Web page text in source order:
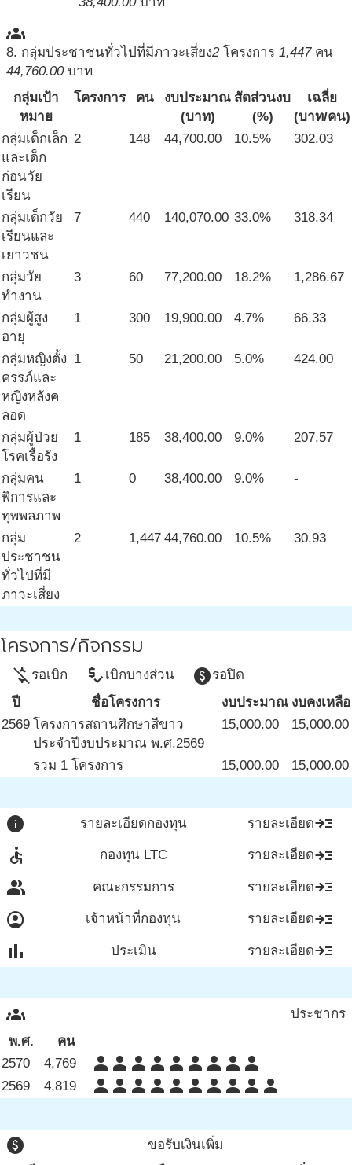
groups
8. กลุ่มประชาชนทั่วไปที่มีภาวะเสี่ยง2โครงการ 1,447คน
44,760.00บาท
กลุ่มเป้า
หมาย
โครงการ คน
งบประมาณ
(บาท)
สัดส่วนงบ
(%)
เฉลี่ย
(บาท/คน)
กลุ่มเด็กเล็ก
และเด็ก
ก่อนวัย
เรียน
2 148 44,700.00 10.5% 302.03
กลุ่มเด็กวัย
เรียนและ
เยาวชน
7 440 140,070.00 33.0% 318.34
กลุ่มวัย
ทำงาน
3 60 77,200.00 18.2% 1,286.67
กลุ่มผู้สูง
อายุ
1 300 19,900.00 4.7% 66.33
กลุ่มหญิงตั้ง
ครรภ์และ
หญิงหลังค
ลอด
1 50 21,200.00 5.0% 424.00
กลุ่มผู้ป่วย
โรคเรื้อรัง
1 185 38,400.00 9.0% 207.57
กลุ่มคน
พิการและ
ทุพพลภาพ
1 0 38,400.00 9.0% -
กลุ่ม
ประชาชน
ทั่วไปที่มี
ภาวะเสี่ยง
2 1,447 44,760.00 10.5% 30.93
โครงการ/กิจกรรม
money_off รอเบิก price_check เบิกบางส่วน paidรอปิด
ปี
ชื่อโครงการ งบประมาณ งบคงเหลือ
2569 โครงการสถานศึกษาสีขาว
ประจำปีงบประมาณ พ.ศ.2569
15,000.00 15,000.00
รวม 1 โครงการ 15,000.00 15,000.00
info รายละเอียดกองทุน รายละเอียดread_more
accessible
กองทุน LTC รายละเอียดread_more
group
คณะกรรมการ รายละเอียดread_more
account_circle
เจ้าหน้าที่กองทุน รายละเอียดread_more
bar_chart
ประเมิน รายละเอียดread_more
groups
ประชากร
พ.ศ.
คน
2570
4,769 person person person person person person person person person
2569 4,819 person person person person person person person person person person
paid
ขอรับเงินเพิ่ม